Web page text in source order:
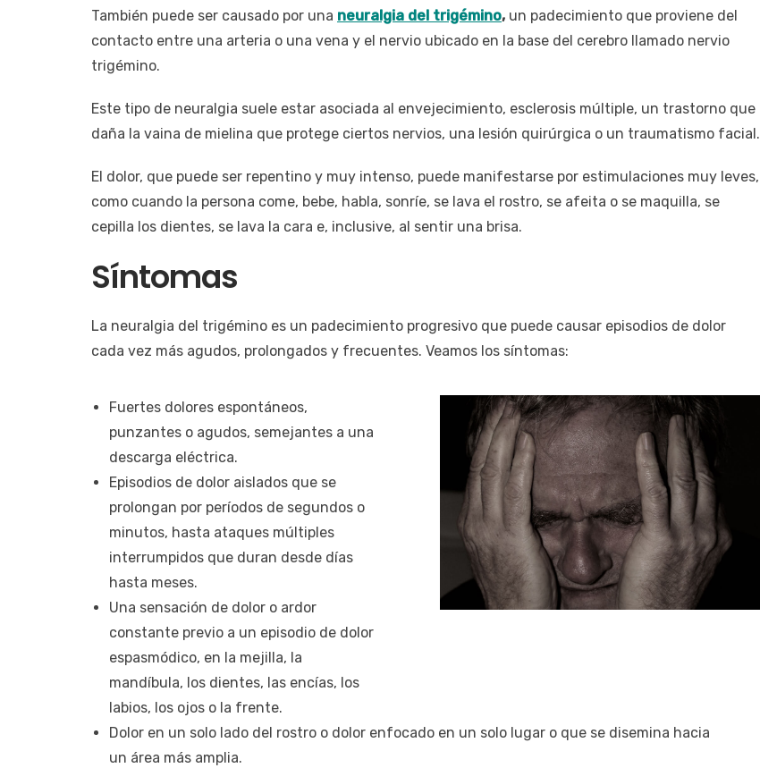
También puede ser causado por una neuralgia del trigémino, un padecimiento que proviene del
contacto entre una arteria o una vena y el nervio ubicado en la base del cerebro llamado nervio
trigémino.
Este tipo de neuralgia suele estar asociada al envejecimiento, esclerosis múltiple, un trastorno que
daña la vaina de mielina que protege ciertos nervios, una lesión quirúrgica o un traumatismo facial.
El dolor, que puede ser repentino y muy intenso, puede manifestarse por estimulaciones muy leves,
como cuando la persona come, bebe, habla, sonríe, se lava el rostro, se afeita o se maquilla, se
cepilla los dientes, se lava la cara e, inclusive, al sentir una brisa.
Síntomas
La neuralgia del trigémino es un padecimiento progresivo que puede causar episodios de dolor
cada vez más agudos, prolongados y frecuentes. Veamos los síntomas:
Fuertes dolores espontáneos,
punzantes o agudos, semejantes a una
descarga eléctrica.
Episodios de dolor aislados que se
prolongan por períodos de segundos o
minutos, hasta ataques múltiples
interrumpidos que duran desde días
hasta meses.
Una sensación de dolor o ardor
constante previo a un episodio de dolor
espasmódico, en la mejilla, la
mandíbula, los dientes, las encías, los
labios, los ojos o la frente.
Dolor en un solo lado del rostro o dolor enfocado en un solo lugar o que se disemina hacia
un área más amplia.